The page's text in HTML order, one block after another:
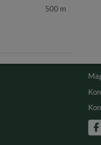
500 m